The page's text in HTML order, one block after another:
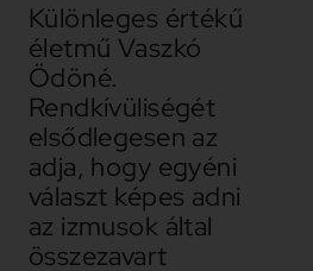
Különleges értékű
életmű Vaszkó
Ödöné.
Rendkívüliségét
elsődlegesen az
adja, hogy egyéni
választ képes adni
az izmusok által
összezavart